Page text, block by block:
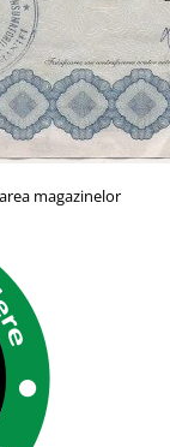
magazinelor